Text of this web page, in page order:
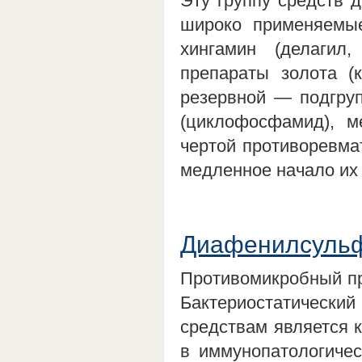
широко
хингамин
препараты золота
резервной —
(циклофосфамид),
чертой
медленное начало
Противомикробный
средствам является
в